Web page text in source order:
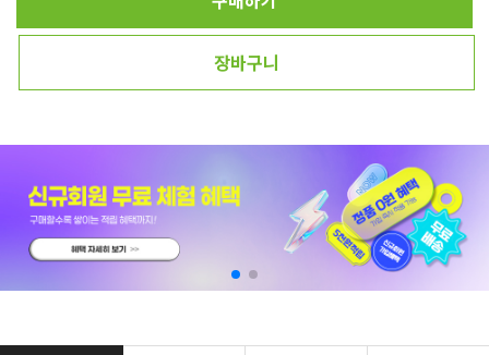
장바구니